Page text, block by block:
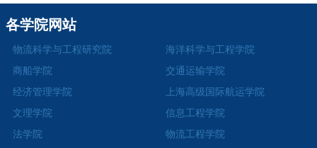
各学院网站
物流科学与工程研究院
海洋科学与工程学院
商船学院
交通运输学院
经济管理学院
上海高级国际航运学院
文理学院
信息工程学院
法学院
物流工程学院